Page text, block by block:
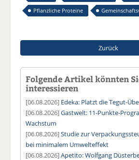
Pflanzliche Proteine
Zurück
Folgende Artikel könnten
interessieren
[06.08.2026] Edeka: Platzt die Tegut-
[06.08.2026]Gastwelt: 11-Punkte-
Wachstum
[06.08.2026]Studie zur
bei minimalem Umwelteffekt
[06.08.2026]Apetito: Wolfgang